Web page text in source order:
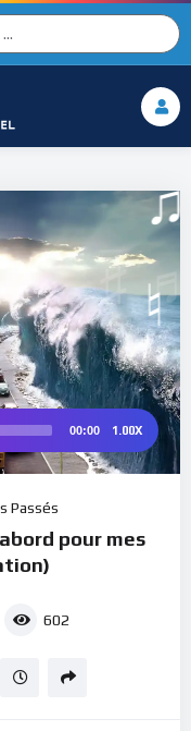
♯ ♬
♫
♮
00:00 1.00X
Passés
pour mes
602